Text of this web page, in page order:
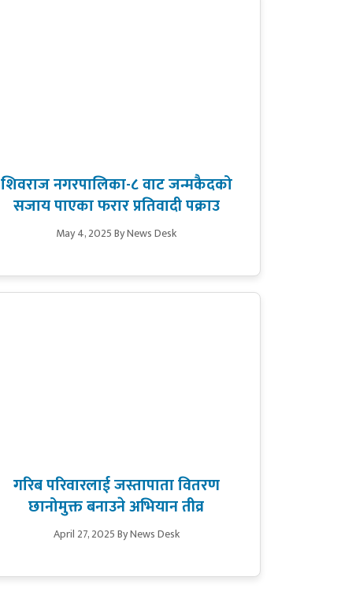
शिवराज नगरपालिका-८ वाट जन्मकैदको
सजाय पाएका फरार प्रतिवादी पक्राउ
May 4, 2025By News Desk
गरिब परिवारलाई जस्तापाता वितरण
छानोमुक्त बनाउने अभियान तीव्र
April 27, 2025By News Desk